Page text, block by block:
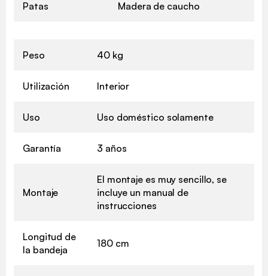
Patas Madera de caucho
Peso 40 kg
Utilización Interior
Uso Uso doméstico solamente
Garantía 3 años
Montaje
El montaje es muy sencillo, se
incluye un manual de
instrucciones
Longitud de
la bandeja
180 cm